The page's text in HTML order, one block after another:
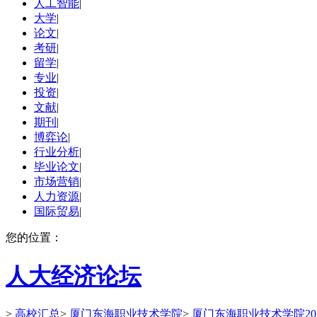
人工智能|
大学|
论文|
考研|
留学|
专业|
投资|
文献|
期刊 |
博弈论|
行业分析|
毕业论文|
市场营销|
人力资源|
国际贸易|
您的位置：
人大经济论坛
> 高校汇总> 厦门东海职业技术学院> 厦门东海职业技术学院